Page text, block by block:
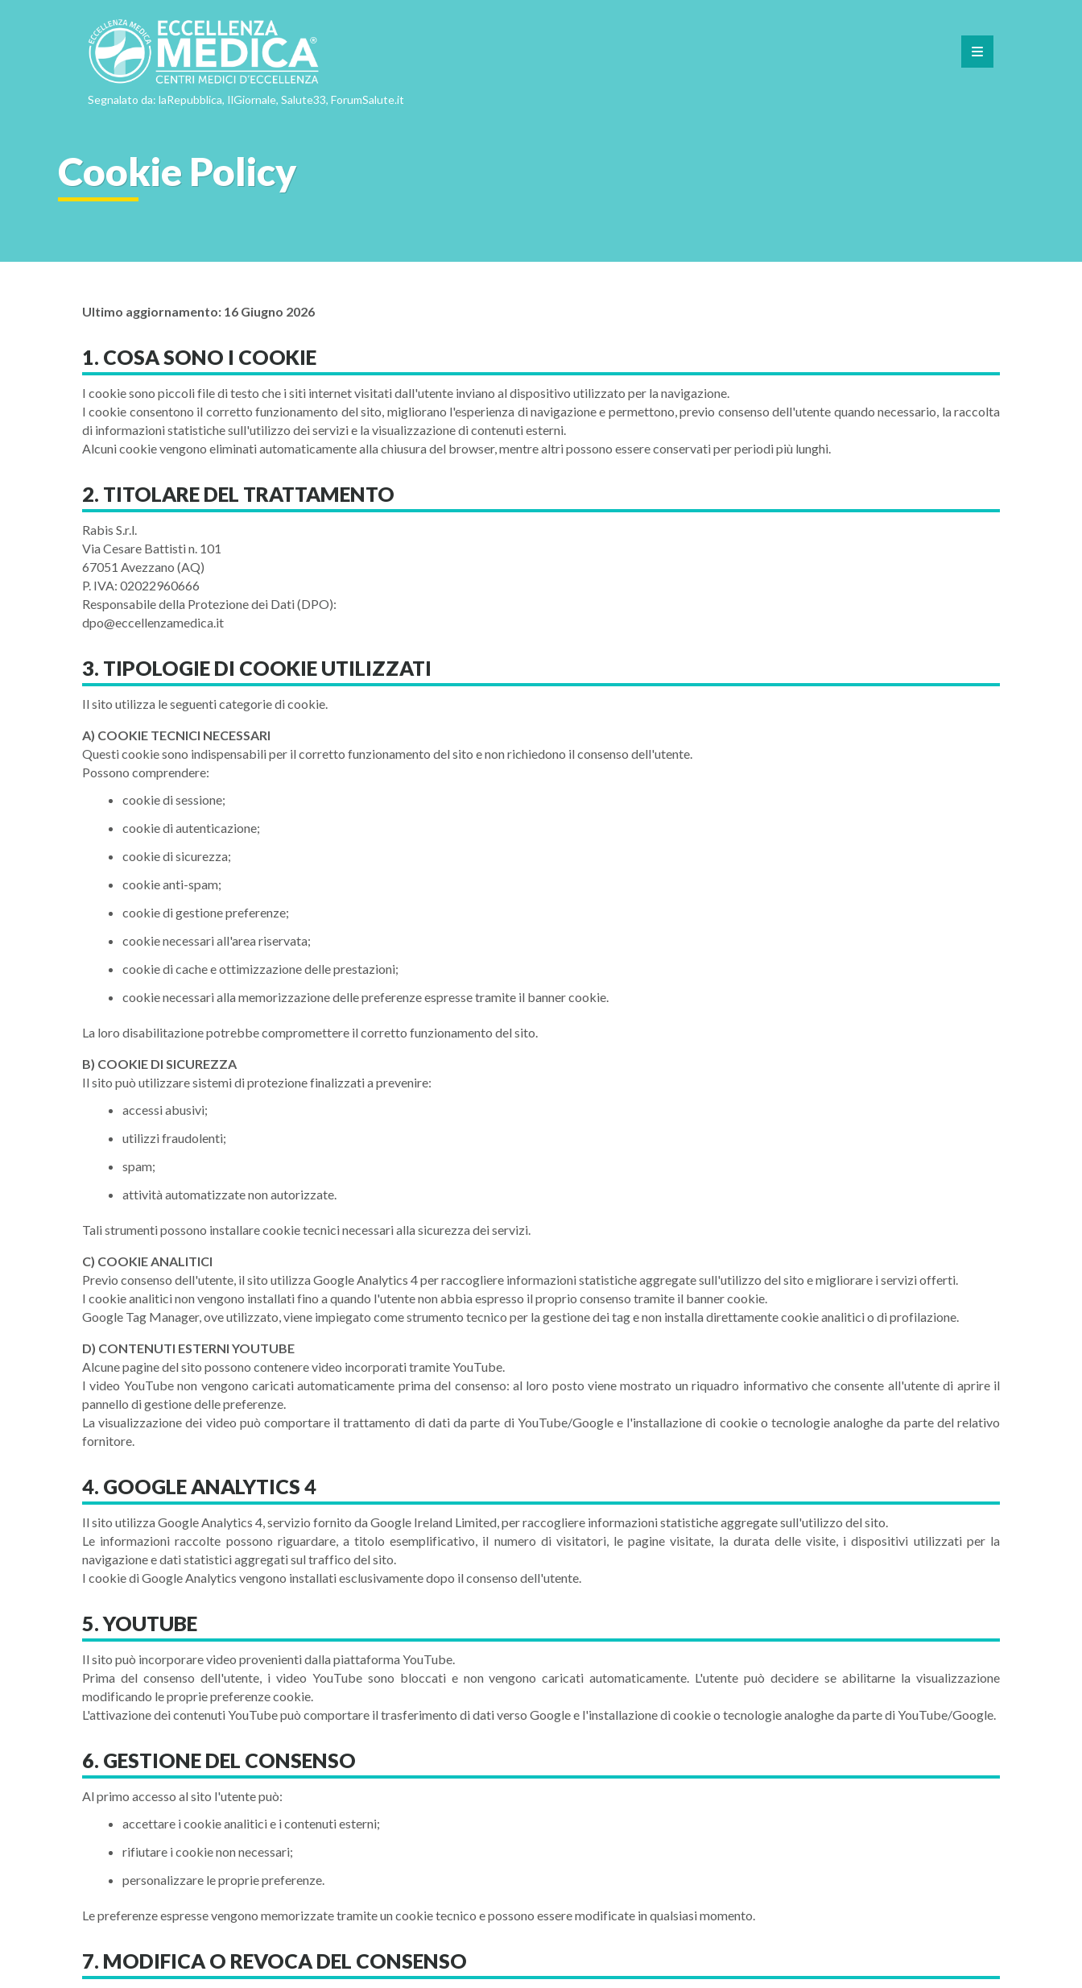
Segnalato da: laRepubblica, IlGiornale, Salute33, ForumSalute.it
Cookie Policy
Ultimo aggiornamento: 16 Giugno 2026
1. COSA SONO I COOKIE
I cookie sono piccoli file di testo che i siti internet visitati dall'utente inviano al dispositivo utilizzato per la navigazione.
I cookie consentono il corretto funzionamento del sito, migliorano l'esperienza di navigazione e permettono, previo consenso dell'utente quando necessario, la raccolta
di informazioni statistiche sull'utilizzo dei servizi e la visualizzazione di contenuti esterni.
Alcuni cookie vengono eliminati automaticamente alla chiusura del browser, mentre altri possono essere conservati per periodi più lunghi.
2. TITOLARE DEL TRATTAMENTO
Rabis S.r.l.
Via Cesare Battisti n. 101
67051 Avezzano (AQ)
P. IVA: 02022960666
Responsabile della Protezione dei Dati (DPO):
dpo@eccellenzamedica.it
3. TIPOLOGIE DI COOKIE UTILIZZATI
Il sito utilizza le seguenti categorie di cookie.
A) COOKIE TECNICI NECESSARI
Questi cookie sono indispensabili per il corretto funzionamento del sito e non richiedono il consenso dell'utente.
Possono comprendere:
cookie di sessione;
cookie di autenticazione;
cookie di sicurezza;
cookie anti-spam;
cookie di gestione preferenze;
cookie necessari all'area riservata;
cookie di cache e ottimizzazione delle prestazioni;
cookie necessari alla memorizzazione delle preferenze espresse tramite il banner cookie.
La loro disabilitazione potrebbe compromettere il corretto funzionamento del sito.
B) COOKIE DI SICUREZZA
Il sito può utilizzare sistemi di protezione finalizzati a prevenire:
accessi abusivi;
utilizzi fraudolenti;
spam;
attività automatizzate non autorizzate.
Tali strumenti possono installare cookie tecnici necessari alla sicurezza dei servizi.
C) COOKIE ANALITICI
Previo consenso dell'utente, il sito utilizza Google Analytics 4 per raccogliere informazioni statistiche aggregate sull'utilizzo del sito e migliorare i servizi offerti.
I cookie analitici non vengono installati fino a quando l'utente non abbia espresso il proprio consenso tramite il banner cookie.
Google Tag Manager, ove utilizzato, viene impiegato come strumento tecnico per la gestione dei tag e non installa direttamente cookie analitici o di profilazione.
D) CONTENUTI ESTERNI YOUTUBE
Alcune pagine del sito possono contenere video incorporati tramite YouTube.
I video YouTube non vengono caricati automaticamente prima del consenso: al loro posto viene mostrato un riquadro informativo che consente all'utente di aprire il
pannello di gestione delle preferenze.
La visualizzazione dei video può comportare il trattamento di dati da parte di YouTube/Google e l'installazione di cookie o tecnologie analoghe da parte del relativo
fornitore.
4. GOOGLE ANALYTICS 4
Il sito utilizza Google Analytics 4, servizio fornito da Google Ireland Limited, per raccogliere informazioni statistiche aggregate sull'utilizzo del sito.
Le informazioni raccolte possono riguardare, a titolo esemplificativo, il numero di visitatori, le pagine visitate, la durata delle visite, i dispositivi utilizzati per la
navigazione e dati statistici aggregati sul traffico del sito.
I cookie di Google Analytics vengono installati esclusivamente dopo il consenso dell'utente.
5. YOUTUBE
Il sito può incorporare video provenienti dalla piattaforma YouTube.
Prima del consenso dell'utente, i video YouTube sono bloccati e non vengono caricati automaticamente. L'utente può decidere se abilitarne la visualizzazione
modificando le proprie preferenze cookie.
L'attivazione dei contenuti YouTube può comportare il trasferimento di dati verso Google e l'installazione di cookie o tecnologie analoghe da parte di YouTube/Google.
6. GESTIONE DEL CONSENSO
Al primo accesso al sito l'utente può:
accettare i cookie analitici e i contenuti esterni;
rifiutare i cookie non necessari;
personalizzare le proprie preferenze.
Le preferenze espresse vengono memorizzate tramite un cookie tecnico e possono essere modificate in qualsiasi momento.
7. MODIFICA O REVOCA DEL CONSENSO